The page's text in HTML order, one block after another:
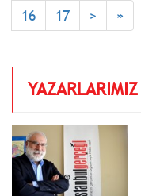
16
17 > »
YAZARLARIMIZ